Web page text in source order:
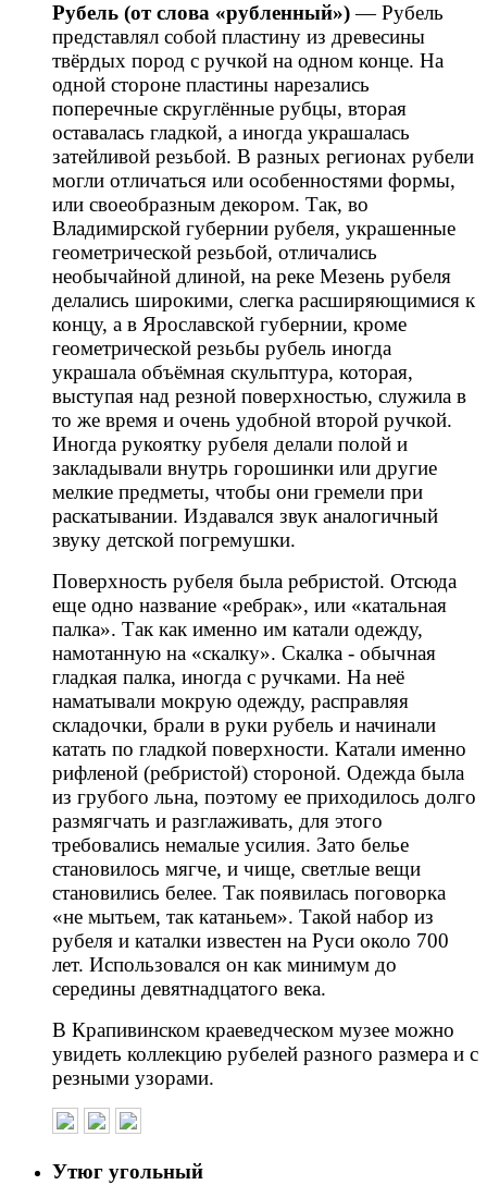
Рубель (от слова «рубленный»)— Рубель
представлял собой пластину из древесины
твёрдых пород с ручкой на одном конце. На
одной стороне пластины нарезались
поперечные скруглённые рубцы, вторая
оставалась гладкой, а иногда украшалась
затейливой резьбой. В разных регионах рубели
могли отличаться или особенностями формы,
или своеобразным декором. Так, во
Владимирской губернии рубеля, украшенные
геометрической резьбой, отличались
необычайной длиной, на реке Мезень рубеля
делались широкими, слегка расширяющимися к
концу, а в Ярославской губернии, кроме
геометрической резьбы рубель иногда
украшала объёмная скульптура, которая,
выступая над резной поверхностью, служила в
то же время и очень удобной второй ручкой.
Иногда рукоятку рубеля делали полой и
закладывали внутрь горошинки или другие
мелкие предметы, чтобы они гремели при
раскатывании. Издавался звук аналогичный
звуку детской погремушки.
Поверхность рубеля была ребристой. Отсюда
еще одно название «ребрак», или «катальная
палка». Так как именно им катали одежду,
намотанную на «скалку». Скалка - обычная
гладкая палка, иногда с ручками. На неё
наматывали мокрую одежду, расправляя
складочки, брали в руки рубель и начинали
катать по гладкой поверхности. Катали именно
рифленой (ребристой) стороной. Одежда была
из грубого льна, поэтому ее приходилось долго
размягчать и разглаживать, для этого
требовались немалые усилия. Зато белье
становилось мягче, и чище, светлые вещи
становились белее. Так появилась поговорка
«не мытьем, так катаньем». Такой набор из
рубеля и каталки известен на Руси около 700
лет. Использовался он как минимум до
середины девятнадцатого века.
В Крапивинском краеведческом музее можно
увидеть коллекцию рубелей разного размера и с
резными узорами.
Утюг угольный